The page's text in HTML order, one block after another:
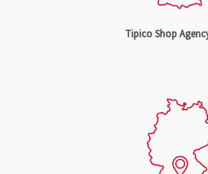
Tipico Shop